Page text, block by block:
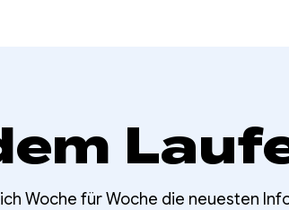
Woche für Woche die neuesten